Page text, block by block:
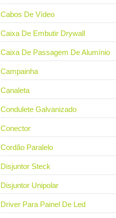
Cabos De Vídeo
Caixa De Embutir Drywall
Caixa De Passagem De Alumínio
Campainha
Canaleta
Condulete Galvanizado
Conector
Cordão Paralelo
Disjuntor Steck
Disjuntor Unipolar
Driver Para Painel De Led